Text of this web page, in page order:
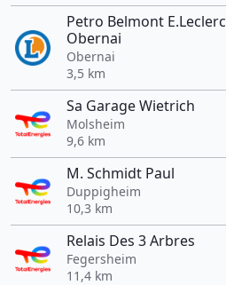
Petro Belmont E.Leclerc
Obernai
Obernai
3,5 km
Sa Garage Wietrich
Molsheim
9,6 km
M. Schmidt Paul
Duppigheim
10,3 km
Relais Des 3 Arbres
Fegersheim
11,4 km